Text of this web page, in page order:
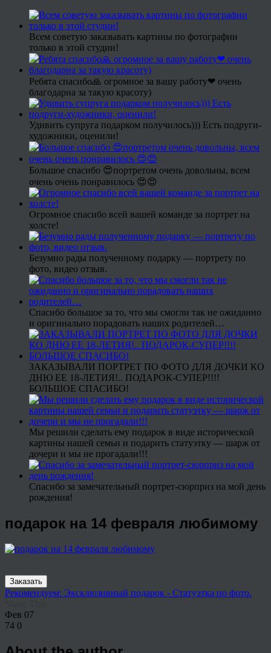
Всем советую заказывать картины по фотографии
только в этой студии!
Ребята спасибо🙏 огромное за вашу работу❤ очень
благодарна за такую красоту)
Удивить супруга подарком получилось))) Есть подруги-
художники, оценили!
Большое спасибо 😍портретом очень довольны, всем
очень очень понравилось 😍😍
Огромное спасибо всей вашей команде за портрет на
холсте!
Безумно рады полученному подарку — портрету по
фото, видео отзыв.
Спасибо большое за то, что мы смогли так не ожиданно
и оригинально порадовать наших родителей…
ЗАКАЗЫВАЛИ ПОРТРЕТ ПО ФОТО ДЛЯ ДОЧКИ КО
ДНЮ ЕЕ 18-ЛЕТИЯ!.. ПОДАРОК-СУПЕР!!!!
БОЛЬШОЕ СПАСИБО!
Мы решили сделать ему подарок в виде исторической
картины нашей семьи и подарить статуэтку — шарж от
дочери и мы не прогадали!!!
Спасибо за замечательный портрет-сюрприз на мой день
рождения!
подарок на 14 февраля любимому
Заказать
Рекомендуем: Эксклюзивный подарок - Статуэтка по фото.
Фев 07
74 0